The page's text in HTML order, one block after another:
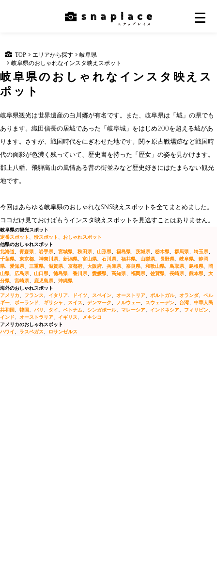
TOP エリアから探す
岐阜県
岐阜県のおしゃれなインスタ映えスポット
岐阜県のおしゃれなインスタ映えス
ポット
岐阜県観光は世界遺産の白川郷が有名です。また、岐阜県は「城」の県でも
あります。織田信長の居城であった「岐阜城」をはじめ200を超える城があ
ります。さすが、戦国時代をにぎわせた地です。関ヶ原古戦場跡など戦国時
代の面影が色濃く残っていて、歴史書を持った「歴女」の姿を見かけます。
郡上八幡、飛騨高山の風情ある昔の街並みなど歴史好きにはたまらない観光
地です。
今回はあらゆる岐阜県のおしゃれなSNS映えスポットを全てまとめました。
ココだけ見ておけばもうインスタ映えスポットを見逃すことはありません。
岐阜県の観光スポット
定番スポット 、 珍スポット 、 おしゃれスポット
他県のおしゃれスポット
北海道、 青森県、 岩手県、 宮城県、 秋田県、 山形県、 福島県、 茨城県、 栃木県、 群馬県、 埼玉県、
千葉県、 東京都、 神奈川県、 新潟県、 富山県、 石川県、 福井県、 山梨県、 長野県、 岐阜県、 静岡
県、 愛知県、 三重県、 滋賀県、 京都府、 大阪府、 兵庫県、 奈良県、 和歌山県、 鳥取県、 島根県、
岡
山県、 広島県、 山口県、 徳島県、 香川県、 愛媛県、 高知県、 福岡県、 佐賀県、 長崎県、 熊本県、 大
分県、 宮崎県、 鹿児島県、 沖縄県
海外のおしゃれスポット
アメリカ 、 フランス 、 イタリア、 ドイツ、 スペイン、 オーストリア、 ポルトガル、 オランダ、 ベル
ギー、 ポーランド 、 ギリシャ 、 スイス 、 デンマーク 、 ノルウェー、 スウェーデン、 台湾、 中華人民
共和国 、 韓国 、 バリ 、 タイ 、 ベトナム、 シンガポール、 マレーシア、 インドネシア、 フィリピン、
インド 、 オーストラリア、 イギリス 、 メキシコ
アメリカのおしゃれスポット
ハワイ 、 ラスベガス 、 ロサンゼルス